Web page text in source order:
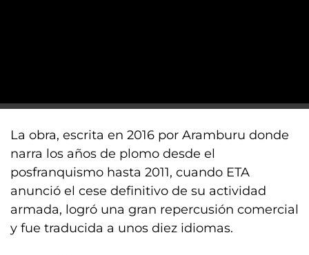
La obra, escrita en 2016 por Aramburu donde
narra los años de plomo desde el
posfranquismo hasta 2011, cuando ETA
anunció el cese definitivo de su actividad
armada, logró una gran repercusión comercial
y fue traducida a unos diez idiomas.